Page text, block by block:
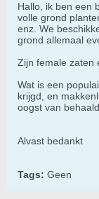
Hallo, ik ben een
volle grond
enz. We
grond allemaal
Zijn female zaten
Wat is een
krijgd, en
oogst van
Alvast bedankt
Tags: Geen